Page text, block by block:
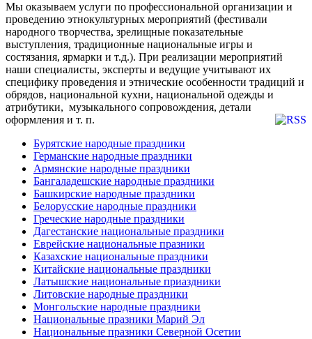
Мы оказываем услуги по профессиональной организации и
проведению этнокультурных мероприятий (фестивали
народного творчества, зрелищные показательные
выступления, традиционные национальные игры и
состязания, ярмарки и т.д.). При реализации мероприятий
наши специалисты, эксперты и ведущие учитывают их
специфику проведения и этнические особенности традиций и
обрядов, национальной кухни, национальной одежды и
атрибутики, музыкального сопровождения, детали
оформления и т. п.
Бурятские народные праздники
Германские народные праздники
Армянские народные праздники
Бангаладешские народные праздники
Башкирские народные праздники
Белорусские народные праздники
Греческие народные праздники
Дагестанские национальные праздники
Еврейские национальные празники
Казахские национальные праздники
Китайские национальные праздники
Латышские национальные приаздники
Литовские народные праздники
Монгольские народные праздники
Национальные празники Марий Эл
Национальные празники Северной Осетии